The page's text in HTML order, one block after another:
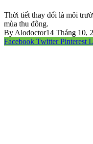
Thời tiết thay đổi là môi
mùa thu đông.
By Alodoctor14 Tháng 10,
Facebook Twitter Pinterest